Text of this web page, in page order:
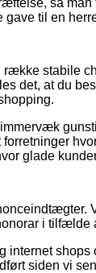
gave til en
stabile
det, at du
glade
i
internet
siden vi